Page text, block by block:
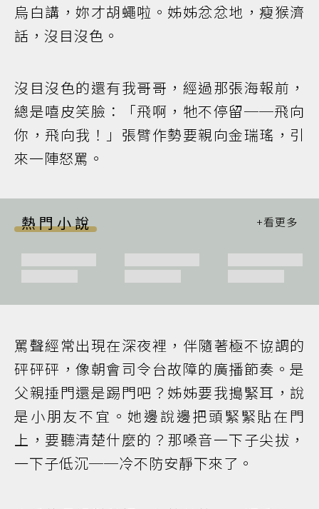
烏白講，妳才胡蠅啦。姊姊忿忿地，瘦猴濟
話，沒目沒色。
沒目沒色的還有我哥哥，經過那張海報前，
總是嘻皮笑臉：「飛啊，牠不停留──飛向
你，飛向我！」張臂作勢要親向金瑞瑤，引
來一陣怒罵。
熱門小說
罵聲經常出現在深夜裡，伴隨著極不協調的
砰砰砰，像朝會司令台故障的廣播節奏。是
父親捶門還是踢門吧？姊姊要我搗緊耳，說
是小朋友不宜。她邊說邊把頭緊緊貼在門
上，要聽清楚什麼的？那嗓音一下子尖拔，
一下子低沉──冷不防安靜下來了。